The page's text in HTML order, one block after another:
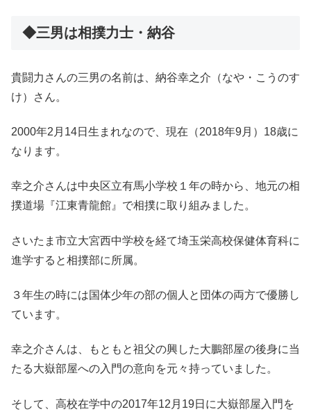
◆三男は相撲力士・納谷
貴闘力さんの三男の名前は、納谷幸之介（なや・こうのす
け）さん。
2000年2月14日生まれなので、現在（2018年9月）18歳に
なります。
幸之介さんは中央区立有馬小学校１年の時から、地元の相
撲道場『江東青龍館』で相撲に取り組みました。
さいたま市立大宮西中学校を経て埼玉栄高校保健体育科に
進学すると相撲部に所属。
３年生の時には国体少年の部の個人と団体の両方で優勝し
ています。
幸之介さんは、もともと祖父の興した大鵬部屋の後身に当
たる大嶽部屋への入門の意向を元々持っていました。
そして、高校在学中の2017年12月19日に大嶽部屋入門を